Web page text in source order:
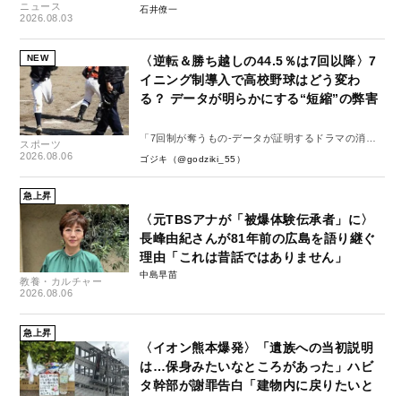
ニュース
2026.08.03
石井僚一
NEW
スポーツ
2026.08.06
〈逆転＆勝ち越しの44.5％は7回以降〉7
イニング制導入で高校野球はどう変わ
る？ データが明らかにする“短縮”の弊害
「7回制が奪うもの-データが証明するドラマの消
失-」
ゴジキ（@godziki_55）
急上昇
教養・カルチャー
2026.08.06
〈元TBSアナが「被爆体験伝承者」に〉
長峰由紀さんが81年前の広島を語り継ぐ
理由「これは昔話ではありません」
中島早苗
急上昇
〈イオン熊本爆発〉「遺族への当初説明
は…保身みたいなところがあった」ハビ
タ幹部が謝罪告白「建物内に戻りたいと